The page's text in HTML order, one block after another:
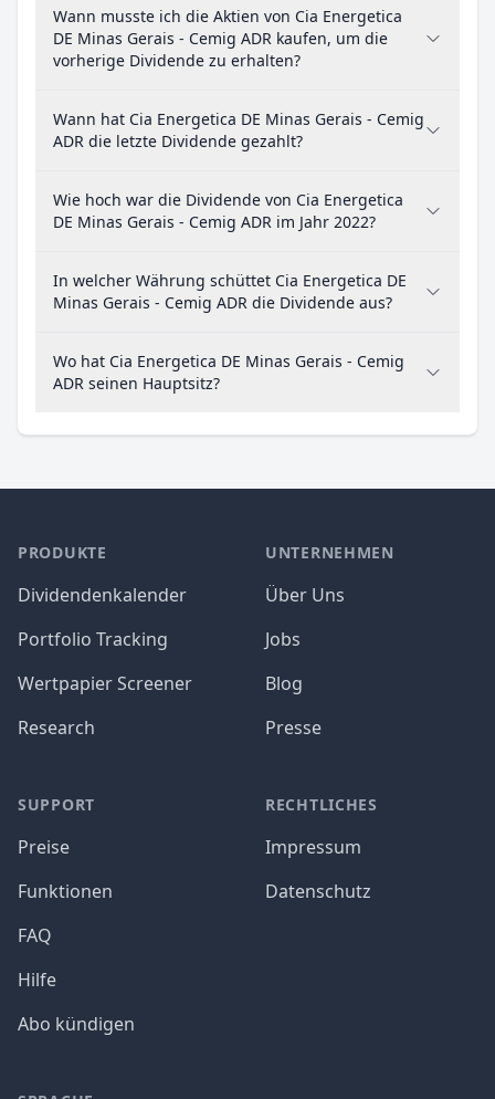
Wann musste ich die Aktien von Cia Energetica
DE Minas Gerais - Cemig ADR kaufen, um die
vorherige Dividende zu erhalten?
Wann hat Cia Energetica DE Minas Gerais - Cemig
ADR die letzte Dividende gezahlt?
Wie hoch war die Dividende von Cia Energetica
DE Minas Gerais - Cemig ADR im Jahr 2022?
In welcher Währung schüttet Cia Energetica DE
Minas Gerais - Cemig ADR die Dividende aus?
Wo hat Cia Energetica DE Minas Gerais - Cemig
ADR seinen Hauptsitz?
PRODUKTE
Dividendenkalender
Portfolio Tracking
Wertpapier Screener
Research
SUPPORT
Preise
Funktionen
FAQ
Hilfe
Abo kündigen
UNTERNEHMEN
Über Uns
Jobs
Blog
Presse
RECHTLICHES
Impressum
Datenschutz